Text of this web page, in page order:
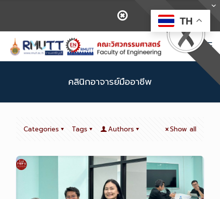
คลินิกอาจารย์มืออาชีพ
Categories Tags Authors Show all
TH